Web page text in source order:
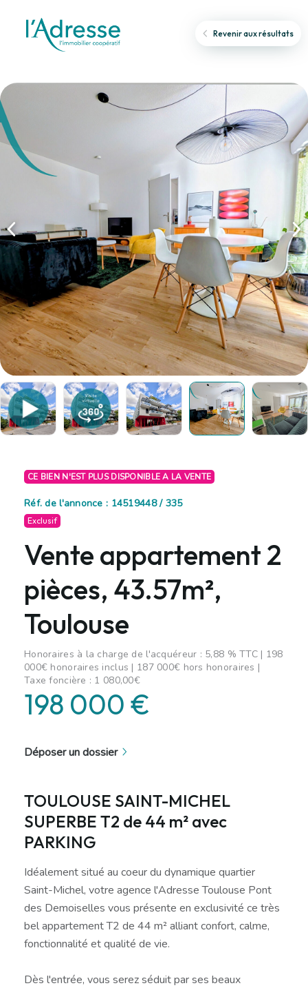
Revenir aux résultats
CE BIEN N'EST PLUS DISPONIBLE A LA VENTE
Réf. de l'annonce : 14519448 / 335
Exclusif
Vente appartement 2
pièces, 43.57m²,
Toulouse
Honoraires à la charge de l'acquéreur : 5,88 % TTC | 198
000€ honoraires inclus | 187 000€ hors honoraires |
Taxe foncière : 1 080,00€
198 000 €
Déposer un dossier
TOULOUSE SAINT-MICHEL
SUPERBE T2 de 44 m² avec
PARKING
Idéalement situé au coeur du dynamique quartier
Saint-Michel, votre agence l'Adresse Toulouse Pont
des Demoiselles vous présente en exclusivité ce très
bel appartement T2 de 44 m² alliant confort, calme,
fonctionnalité et qualité de vie.
Dès l'entrée, vous serez séduit par ses beaux